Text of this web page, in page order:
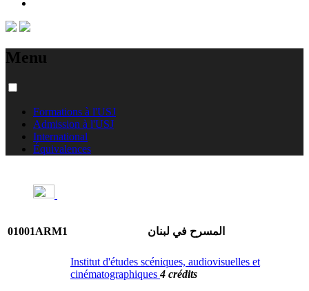
Menu
Formations à l'USJ
Admission à l'USJ
International
Équivalences
01001ARM1 المسرح في لبنان
Institut d'études scéniques, audiovisuelles et
cinématographiques4 crédits